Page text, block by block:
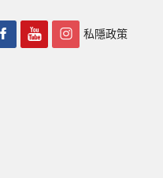
私隱政策